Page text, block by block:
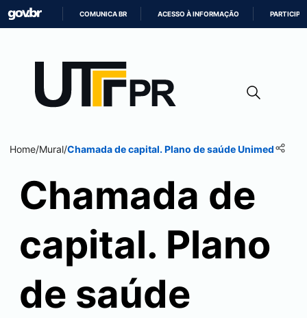
CONTEÚDO
COMUNICA BR ACESSO À INFORMAÇÃO PARTICIPE
Home/Mural/Chamada de capital. Plano de saúde Unimed
Chamada de
capital. Plano
de saúde